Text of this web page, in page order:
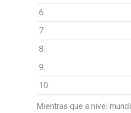
6.
7.
8.
9.
10.
Mientras que a nivel